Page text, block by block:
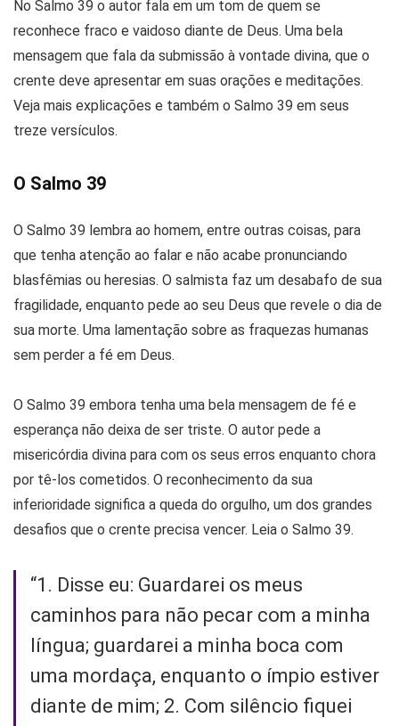
No Salmo 39 o autor fala em um tom de quem se
reconhece fraco e vaidoso diante de Deus. Uma bela
mensagem que fala da submissão à vontade divina, que o
crente deve apresentar em suas orações e meditações.
Veja mais explicações e também o Salmo 39 em seus
treze versículos.
O Salmo 39
O Salmo 39 lembra ao homem, entre outras coisas, para
que tenha atenção ao falar e não acabe pronunciando
blasfêmias ou heresias. O salmista faz um desabafo de sua
fragilidade, enquanto pede ao seu Deus que revele o dia de
sua morte. Uma lamentação sobre as fraquezas humanas
sem perder a fé em Deus.
O Salmo 39 embora tenha uma bela mensagem de fé e
esperança não deixa de ser triste. O autor pede a
misericórdia divina para com os seus erros enquanto chora
por tê-los cometidos. O reconhecimento da sua
inferioridade significa a queda do orgulho, um dos grandes
desafios que o crente precisa vencer. Leia o Salmo 39.
“1. Disse eu: Guardarei os meus
caminhos para não pecar com a minha
língua; guardarei a minha boca com
uma mordaça, enquanto o ímpio estiver
diante de mim; 2. Com silêncio fiquei